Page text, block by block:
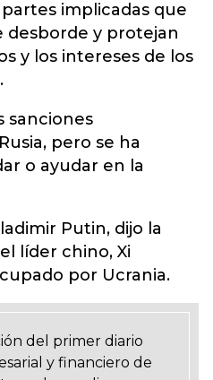
implicadas que
desborde y protejan
y los intereses de los
sanciones
pero se ha
o ayudar en la
Putin, dijo la
líder chino, Xi
por Ucrania.
del primer diario
y financiero de